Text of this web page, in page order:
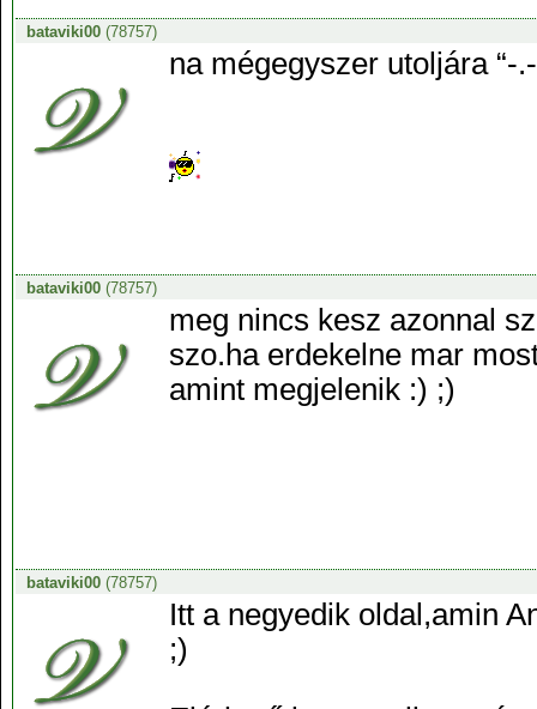
bataviki00(78757)
na mégegyszer utoljára “-.-
bataviki00(78757)
meg nincs kesz azonnal
szo.ha erdekelne mar
amint megjelenik :) ;)
bataviki00(78757)
Itt a negyedik oldal,amin
;)